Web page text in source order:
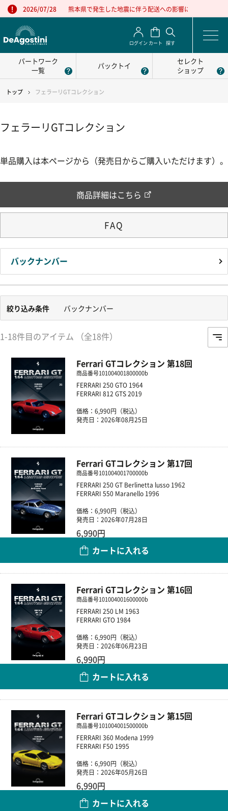
2026/07/28 熊本県で発生した地震に伴う配送への影響について
ログイン カート 探す
パートワーク
一覧
パックトイ
セレクト
ショップ
トップ フェラーリGTコレクション
フェラーリGTコレクション
バックナンバー
単品購入は本ページから（発売日からご購入いただけます）。
商品詳細はこちら
FAQ
絞り込み条件 バックナンバー
1-18件目のアイテム （全18件）
Ferrari GTコレクション 第18回
商品番号101004001800000b
FERRARI 250 GTO 1964
FERRARI 812 GTS 2019
価格：6,990円（税込）
発売日：2026年08月25日
Ferrari GTコレクション 第17回
商品番号101004001700000b
FERRARI 250 GT Berlinetta lusso 1962
FERRARI 550 Maranello 1996
価格：6,990円（税込）
発売日：2026年07月28日
6,990円
カートに入れる
Ferrari GTコレクション 第16回
商品番号101004001600000b
FERRARI 250 LM 1963
FERRARI GTO 1984
価格：6,990円（税込）
発売日：2026年06月23日
6,990円
カートに入れる
Ferrari GTコレクション 第15回
商品番号101004001500000b
FERRARI 360 Modena 1999
FERRARI F50 1995
価格：6,990円（税込）
発売日：2026年05月26日
6,990円
カートに入れる